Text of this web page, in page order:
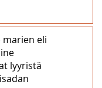
marien eli
lyyristä